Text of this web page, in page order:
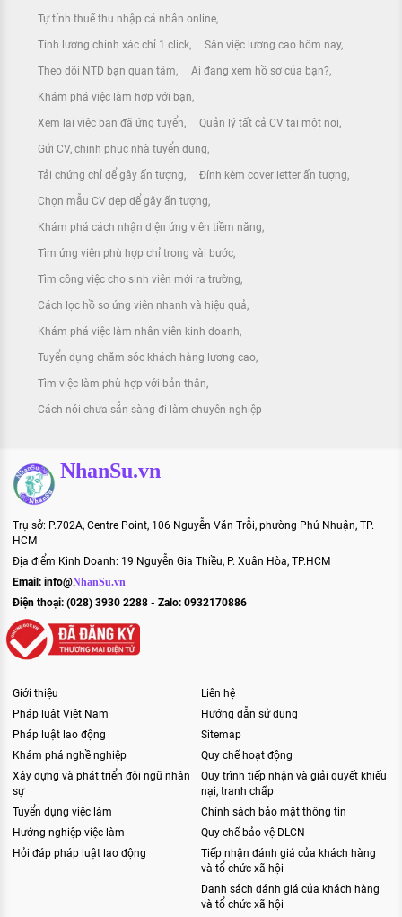
Tự tính thuế thu nhập cá nhân online
Tính lương chính xác chỉ 1 click Săn việc lương cao hôm nay
Theo dõi NTD bạn quan tâm Ai đang xem hồ sơ của bạn?
Khám phá việc làm hợp với bạn
Xem lại việc bạn đã ứng tuyển Quản lý tất cả CV tại một nơi
Gửi CV, chinh phục nhà tuyển dụng
Tải chứng chỉ để gây ấn tượng Đính kèm cover letter ấn tượng
Chọn mẫu CV đẹp để gây ấn tượng
Khám phá cách nhận diện ứng viên tiềm năng
Tìm ứng viên phù hợp chỉ trong vài bước
Tìm công việc cho sinh viên mới ra trường
Cách lọc hồ sơ ứng viên nhanh và hiệu quả
Khám phá việc làm nhân viên kinh doanh
Tuyển dụng chăm sóc khách hàng lương cao
Tìm việc làm phù hợp với bản thân
Cách nói chưa sẵn sàng đi làm chuyên nghiệp
NhanSu.vn
Trụ sở: P.702A, Centre Point, 106 Nguyễn Văn Trỗi, phường Phú Nhuận, TP.
HCM
Địa điểm Kinh Doanh: 19 Nguyễn Gia Thiều, P. Xuân Hòa, TP.HCM
Email: info@NhanSu.vn
Điện thoại: (028) 3930 2288 - Zalo: 0932170886
Giới thiệu
Pháp luật Việt Nam
Pháp luật lao động
Khám phá nghề nghiệp
Xây dựng và phát triển đội ngũ nhân
sự
Tuyển dụng việc làm
Hướng nghiệp việc làm
Hỏi đáp pháp luật lao động
Liên hệ
Hướng dẫn sử dụng
Sitemap
Quy chế hoạt động
Quy trình tiếp nhận và giải quyết khiếu
nại, tranh chấp
Chính sách bảo mật thông tin
Quy chế bảo vệ DLCN
Tiếp nhận đánh giá của khách hàng
và tổ chức xã hội
Danh sách đánh giá của khách hàng
và tổ chức xã hội